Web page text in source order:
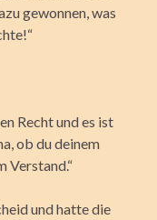
gewonnen, was
Recht und es ist
ob du deinem
Verstand.“
und hatte die